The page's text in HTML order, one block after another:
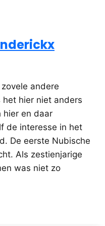
andere
hier niet anders
hier en daar
de interesse in het
De eerste Nubische
Als zestienjarige
was niet zo